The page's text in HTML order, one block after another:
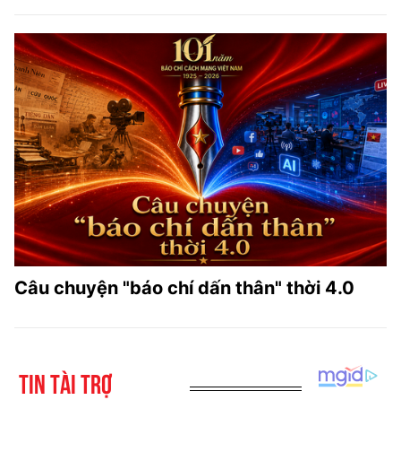
Câu chuyện "báo chí dấn thân" thời 4.0